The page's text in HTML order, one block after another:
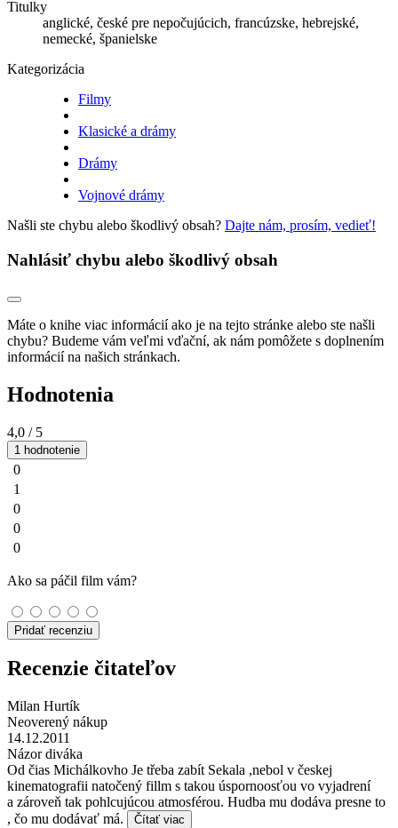
Titulky
anglické, české pre nepočujúcich, francúzske, hebrejské,
nemecké, španielske
Kategorizácia
Filmy
Klasické a drámy
Drámy
Vojnové drámy
Našli ste chybu alebo škodlivý obsah? Dajte nám, prosím, vedieť!
Nahlásiť chybu alebo škodlivý obsah
Máte o knihe viac informácií ako je na tejto stránke alebo ste našli
chybu? Budeme vám veľmi vďační, ak nám pomôžete s doplnením
informácií na našich stránkach.
Hodnotenia
4,0 / 5
1 hodnotenie
0
1
0
0
0
Ako sa páčil film vám?
Pridať recenziu
Recenzie čitateľov
Milan Hurtík
Neoverený nákup
14.12.2011
Názor diváka
Od čias Michálkovho Je třeba zabít Sekala ,nebol v českej
kinematografii natočený fillm s takou úspornoosťou vo vyjadrení
a zároveň tak pohlcujúcou atmosférou. Hudba mu dodáva presne to
, čo mu dodávať má.
Čítať viac